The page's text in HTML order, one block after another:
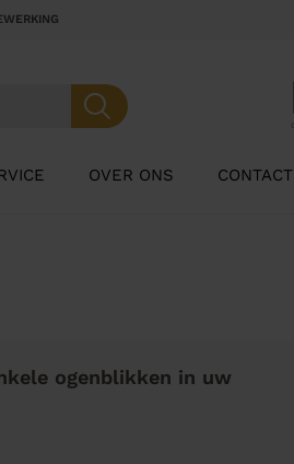
OVER ONS CONTACT
ogenblikken in uw